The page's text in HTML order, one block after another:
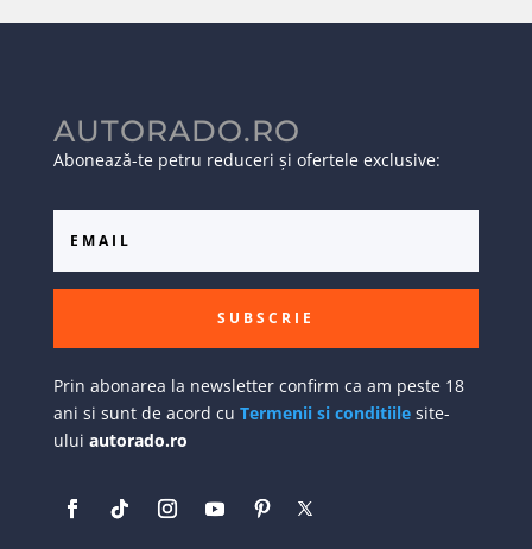
AUTORADO.RO
Abonează-te petru reduceri și ofertele exclusive:
SUBSCRIE
Prin abonarea la newsletter confirm ca am peste 18
ani si sunt de acord cu Termenii si conditiilesite-
ului autorado.ro